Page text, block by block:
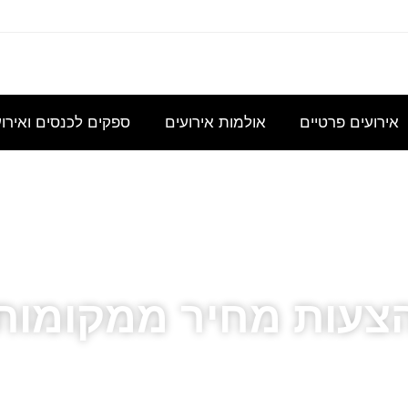
כנס
לכ- 100
להשכיר
אולם/
כיתה
הצעת
מחיר
בסיסית
לקבל
הצעת
מחיר
מחיר
עבור כנס
מנהלי
אירועים פרטיים אולמות אירועים ספקים לכנסים
מחיר